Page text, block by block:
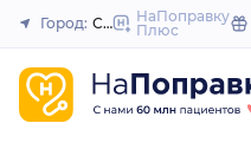
Город: СамараНаПоправку
Плюс